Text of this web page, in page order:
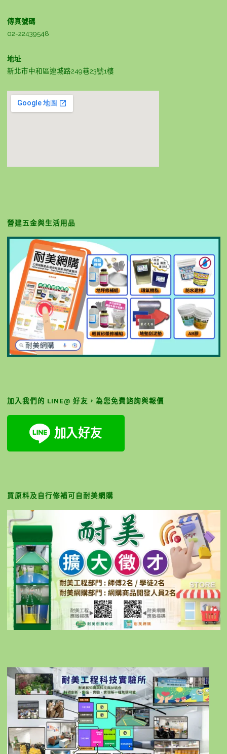
傳真號碼
02-22439548
地址
新北市中和區連城路249巷23號1樓
營建五金與生活用品
加入我們的 LINE@ 好友，為您免費諮詢與報價
買原料及自行修補可自耐美網購